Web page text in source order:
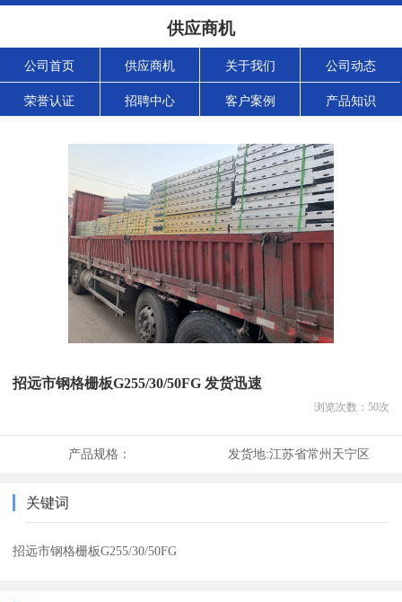
供应商机
公司首页 供应商机 关于我们 公司动态
荣誉认证 招聘中心 客户案例 产品知识
招远市钢格栅板G255/30/50FG 发货迅速
浏览次数： 50次
产品规格： 发货地:江苏省常州天宁区
关键词
招远市钢格栅板G255/30/50FG